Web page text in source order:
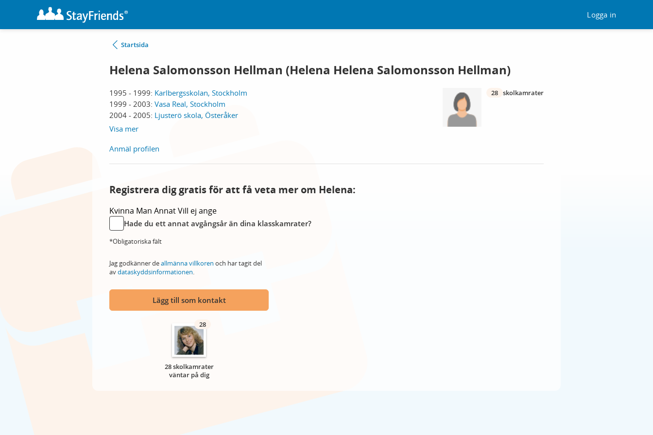
Logga in
Startsida
Helena Salomonsson Hellman (Helena Helena Salomonsson Hellman)
1995 - 1999: Karlbergsskolan, Stockholm
1999 - 2003: Vasa Real, Stockholm
2004 - 2005: Ljusterö skola, Österåker
Visa mer
28 skolkamrater
Anmäl profilen
Registrera dig gratis för att få veta mer om Helena:
Kvinna Man AnnatVill ej ange
Hade du ett annat avgångsår än dina klasskamrater?
*Obligatoriska fält
Jag godkänner deallmänna villkoren och har tagit del
avdataskyddsinformationen.
Lägg till som kontakt
28
28 skolkamrater
väntar på dig